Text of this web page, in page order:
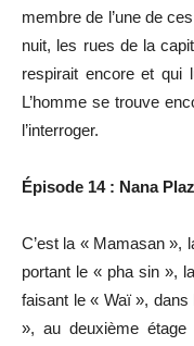
membre de l’une de
nuit, les rues de la
respirait encore et qui
L’homme se trouve
l’interroger.
Épisode 14 : Nana
C’est la « Mamasan »,
portant le « pha sin »,
faisant le « Waï »,
», au deuxième étage